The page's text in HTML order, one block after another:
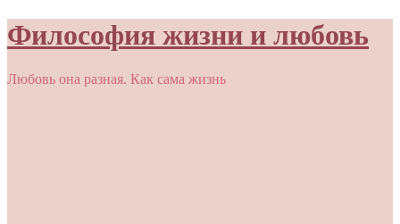
Философия жизни и любовь
Любовь она разная. Как сама жизнь